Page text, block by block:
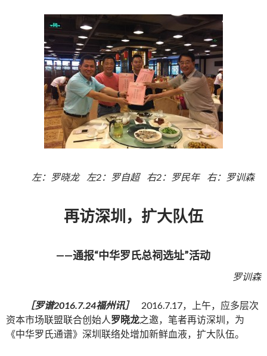
左：罗晓龙 左2：罗自超 右2：罗民年 右：罗训森
再访深圳，扩大队伍
——通报“中华罗氏总祠选址”活动
罗训森
［罗谱2016.7.24福州讯］
2016.7.17，上午，应多层次
资本市场联盟联合创始人罗晓龙之邀，笔者再访深圳，为
《中华罗氏通谱》深圳联络处增加新鲜血液，扩大队伍。